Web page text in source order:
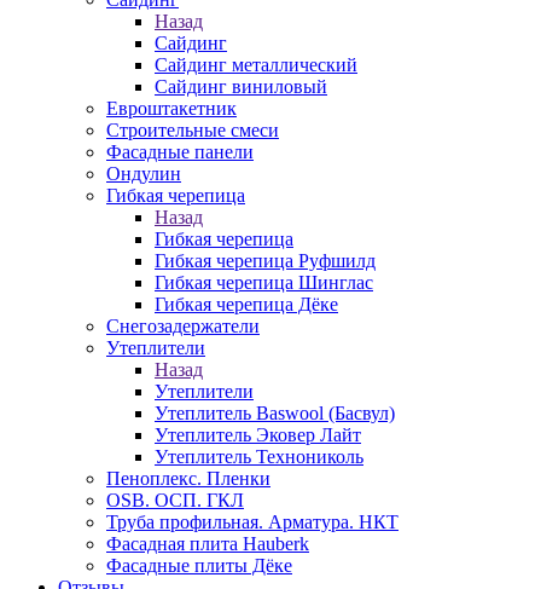
Назад
Сайдинг
Сайдинг металлический
Сайдинг виниловый
Евроштакетник
Строительные смеси
Фасадные панели
Ондулин
Гибкая черепица
Назад
Гибкая черепица
Гибкая черепица Руфшилд
Гибкая черепица Шинглас
Гибкая черепица Дёке
Снегозадержатели
Утеплители
Назад
Утеплители
Утеплитель Baswool (Басвул)
Утеплитель Эковер Лайт
Утеплитель Технониколь
Пеноплекс. Пленки
OSB. ОСП. ГКЛ
Труба профильная. Арматура. НКТ
Фасадная плита Hauberk
Фасадные плиты Дёке